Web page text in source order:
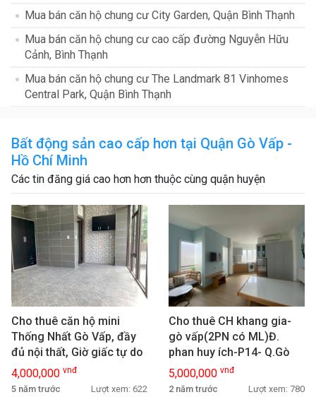
Mua bán căn hộ chung cư City Garden, Quận Bình Thạnh
Mua bán căn hộ chung cư cao cấp đường Nguyễn Hữu
Cảnh, Bình Thạnh
Mua bán căn hộ chung cư The Landmark 81 Vinhomes
Central Park, Quận Bình Thạnh
Bất động sản cao cấp hơn tại Quận Gò Vấp -
Hồ Chí Minh
Các tin đăng giá cao hơn hơn thuộc cùng quận huyện
Cho thuê căn hộ mini
Thống Nhất Gò Vấp, đầy
đủ nội thất, Giờ giấc tự do
4,000,000 vnđ
5 năm trước Lượt xem: 622
Cho thuê CH khang gia-
gò vấp(2PN có ML)Đ.
phan huy ích-P14- Q.Gò
vấp- giá:5 triệu/tháng
5,000,000 vnđ
2 năm trước Lượt xem: 780